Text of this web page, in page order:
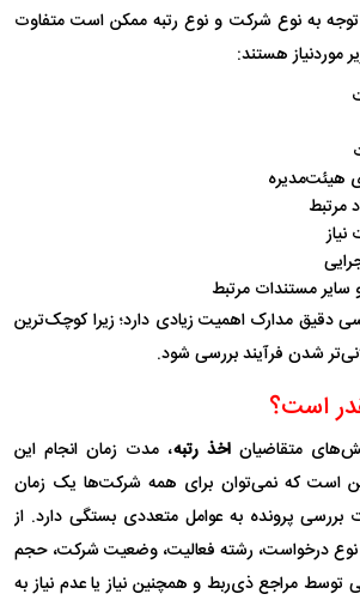
توجه به نوع شرکت و نوع رتبه ممکن است متفاوت
موردنیاز هستند:
هیئت‌مدیره
مرتبط
سایر مستندات مرتبط
دقیق مدارک اهمیت زیادی دارد؛ زیرا کوچک‌ترین
شدن فرآیند بررسی شود.
است؟
متقاضیاناخذ رتبه، مدت زمان انجام این
است که نمی‌توان برای همه شرکت‌ها یک زمان
بررسی پرونده به عوامل متعددی بستگی دارد. از
نوع درخواست، رشته فعالیت، وضعیت شرکت، حجم
توسط مراجع ذی‌ربط و همچنین نیاز یا عدم نیاز به